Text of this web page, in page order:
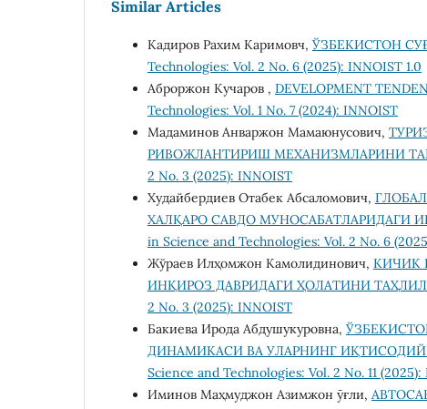
Similar Articles
Кадиров Рахим Каримовч, ЎЗБЕКИСТОН
Technologies: Vol. 2 No. 6 (2025): INNOIST 1.0
Аброржон Кучаров , DEVELOPMENT
Technologies: Vol. 1 No. 7 (2024): INNOIST
Мадаминов Анваржон Мамаюнусович,
РИВОЖЛАНТИРИШ МЕХАНИЗМЛАРИНИ
2 No. 3 (2025): INNOIST
Худайбердиев Отабек Абсаломович,
ХАЛҚАРО САВДО МУНОСАБАТЛАРИДАГИ
in Science and Technologies: Vol. 2 No. 6
Жўраев Илҳомжон Камолидинович, КИЧИК
ИНҚИРОЗ ДАВРИДАГИ ҲОЛАТИНИ
2 No. 3 (2025): INNOIST
Бакиева Ирода Абдушукуровна,
ДИНАМИКАСИ ВА УЛАРНИНГ ИҚТИСОДИЙ
Science and Technologies: Vol. 2 No. 11
Иминов Маҳмуджон Азимжон ӯғли,